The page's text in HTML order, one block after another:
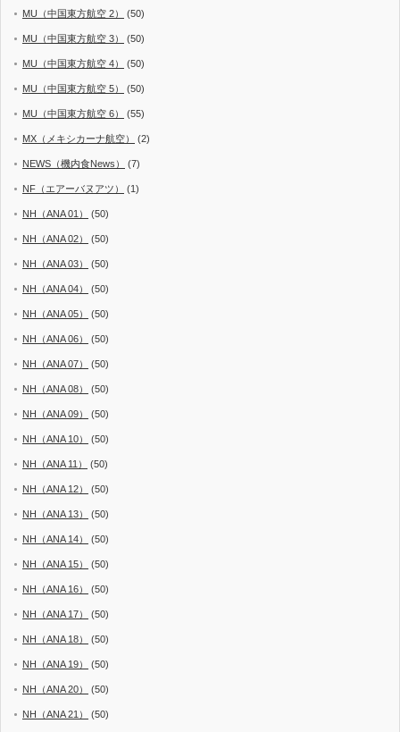
MU（中国東方航空 2） (50)
MU（中国東方航空 3） (50)
MU（中国東方航空 4） (50)
MU（中国東方航空 5） (50)
MU（中国東方航空 6） (55)
MX（メキシカーナ航空） (2)
NEWS（機内食News） (7)
NF（エアーバヌアツ） (1)
NH（ANA 01） (50)
NH（ANA 02） (50)
NH（ANA 03） (50)
NH（ANA 04） (50)
NH（ANA 05） (50)
NH（ANA 06） (50)
NH（ANA 07） (50)
NH（ANA 08） (50)
NH（ANA 09） (50)
NH（ANA 10） (50)
NH（ANA 11） (50)
NH（ANA 12） (50)
NH（ANA 13） (50)
NH（ANA 14） (50)
NH（ANA 15） (50)
NH（ANA 16） (50)
NH（ANA 17） (50)
NH（ANA 18） (50)
NH（ANA 19） (50)
NH（ANA 20） (50)
NH（ANA 21） (50)